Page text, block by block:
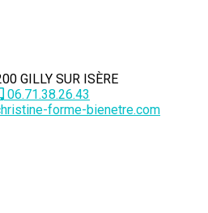
GILLY SUR ISÈRE
06.71.38.26.43
forme-bienetre.com